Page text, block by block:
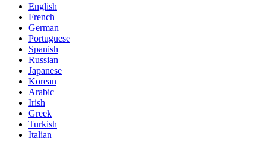
English
French
German
Portuguese
Spanish
Russian
Japanese
Korean
Arabic
Irish
Greek
Turkish
Italian